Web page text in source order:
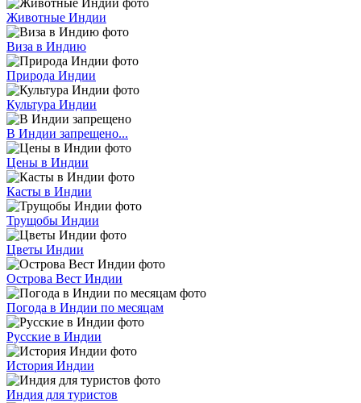
Животные Индии
Виза в Индию
Природа Индии
Культура Индии
В Индии запрещено...
Цены в Индии
Касты в Индии
Трущобы Индии
Цветы Индии
Острова Вест Индии
Погода в Индии по месяцам
Русские в Индии
История Индии
Индия для туристов